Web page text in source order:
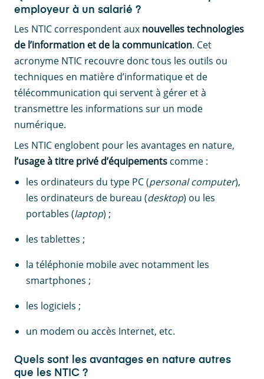
employeur à un salarié ?
Les NTIC correspondent aux nouvelles technologies
de l’information et de la communication. Cet
acronyme NTIC recouvre donc tous les outils ou
techniques en matière d’informatique et de
télécommunication qui servent à gérer et à
transmettre les informations sur un mode
numérique.
Les NTIC englobent pour les avantages en nature,
l’usage à titre privé d’équipements comme :
les ordinateurs du type PC (personal computer),
les ordinateurs de bureau (desktop) ou les
portables (laptop) ;
les tablettes ;
la téléphonie mobile avec notamment les
smartphones ;
les logiciels ;
un modem ou accès Internet, etc.
Quels sont les avantages en nature autres
que les NTIC ?